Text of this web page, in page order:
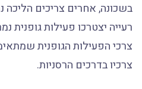
בשכונה, אחרים צריכים הליכה
רעייה יצטרכו פעילות
צרכי הפעילות הגופנית
צרכיו בדרכים הרסניות.